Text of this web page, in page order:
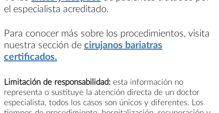
el especialista acreditado.
Para conocer más sobre los procedimientos, visita
nuestra sección de cirujanos bariatras
certificados.
Limitación de responsabilidad: esta información no
representa o sustituye la atención directa de un doctor
especialista, todos los casos son únicos y diferentes. Los